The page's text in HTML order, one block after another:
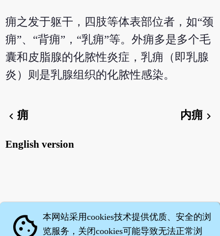
痈之发于躯干，四肢等体表部位者，如“颈
痈”、“背痈”，“乳痈”等。外痈多是多个毛
囊和皮脂腺的化脓性炎症，乳痈（即乳腺
炎）则是乳腺组织的化脓性感染。
chevron_left痈 内痈 chevron_right
English version
cookie 本网站采用cookies技术提供优质、安全的浏
览服务，关闭cookies可能导致无法正常浏